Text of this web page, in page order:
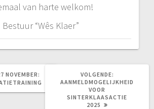
van harte welkom!
Bestuur “Wês Klaer”
NOVEMBER:
VOLGENDE:
BERICHT:
AANMELDMOGELIJKHEID
VOOR
SINTERKLAASACTIE
2025